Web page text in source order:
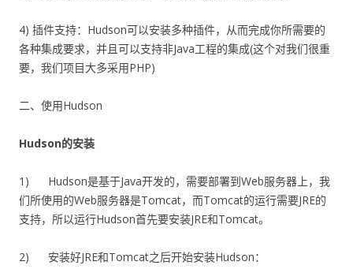
4) 插件支持：Hudson可以安装多种插件，从而完成你所需要的
各种集成要求，并且可以支持非Java工程的集成(这个对我们很重
要，我们项目大多采用PHP)
二、使用Hudson
Hudson的安装
1) Hudson是基于Java开发的，需要部署到Web服务器上，我
们所使用的Web服务器是Tomcat，而Tomcat的运行需要JRE的
支持，所以运行Hudson首先要安装JRE和Tomcat。
2) 安装好JRE和Tomcat之后开始安装Hudson：